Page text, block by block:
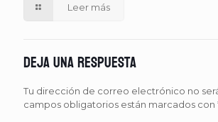
Leer más
Deja una respuesta
Tu dirección de correo electrónico no
campos obligatorios están marcados con